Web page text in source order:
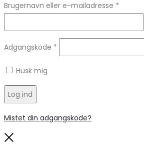
Brugernavn eller e-mailadresse *
Adgangskode *
Husk mig
Log ind
Mistet din adgangskode?